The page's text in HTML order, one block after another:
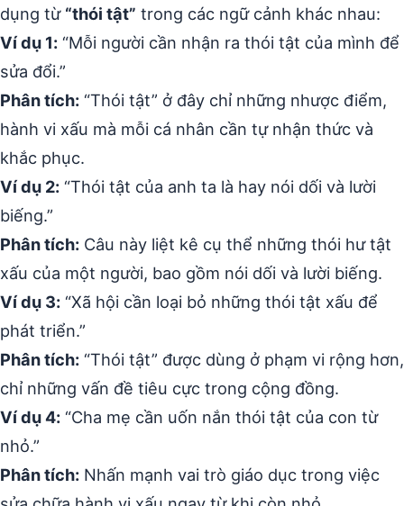
dụng từ “thói tật” trong các ngữ cảnh khác nhau:
Ví dụ 1: “Mỗi người cần nhận ra thói tật của mình để
sửa đổi.”
Phân tích: “Thói tật” ở đây chỉ những nhược điểm,
hành vi xấu mà mỗi cá nhân cần tự nhận thức và
khắc phục.
Ví dụ 2: “Thói tật của anh ta là hay nói dối và lười
biếng.”
Phân tích: Câu này liệt kê cụ thể những thói hư tật
xấu của một người, bao gồm nói dối và lười biếng.
Ví dụ 3: “Xã hội cần loại bỏ những thói tật xấu để
phát triển.”
Phân tích: “Thói tật” được dùng ở phạm vi rộng hơn,
chỉ những vấn đề tiêu cực trong cộng đồng.
Ví dụ 4: “Cha mẹ cần uốn nắn thói tật của con từ
nhỏ.”
Phân tích: Nhấn mạnh vai trò giáo dục trong việc